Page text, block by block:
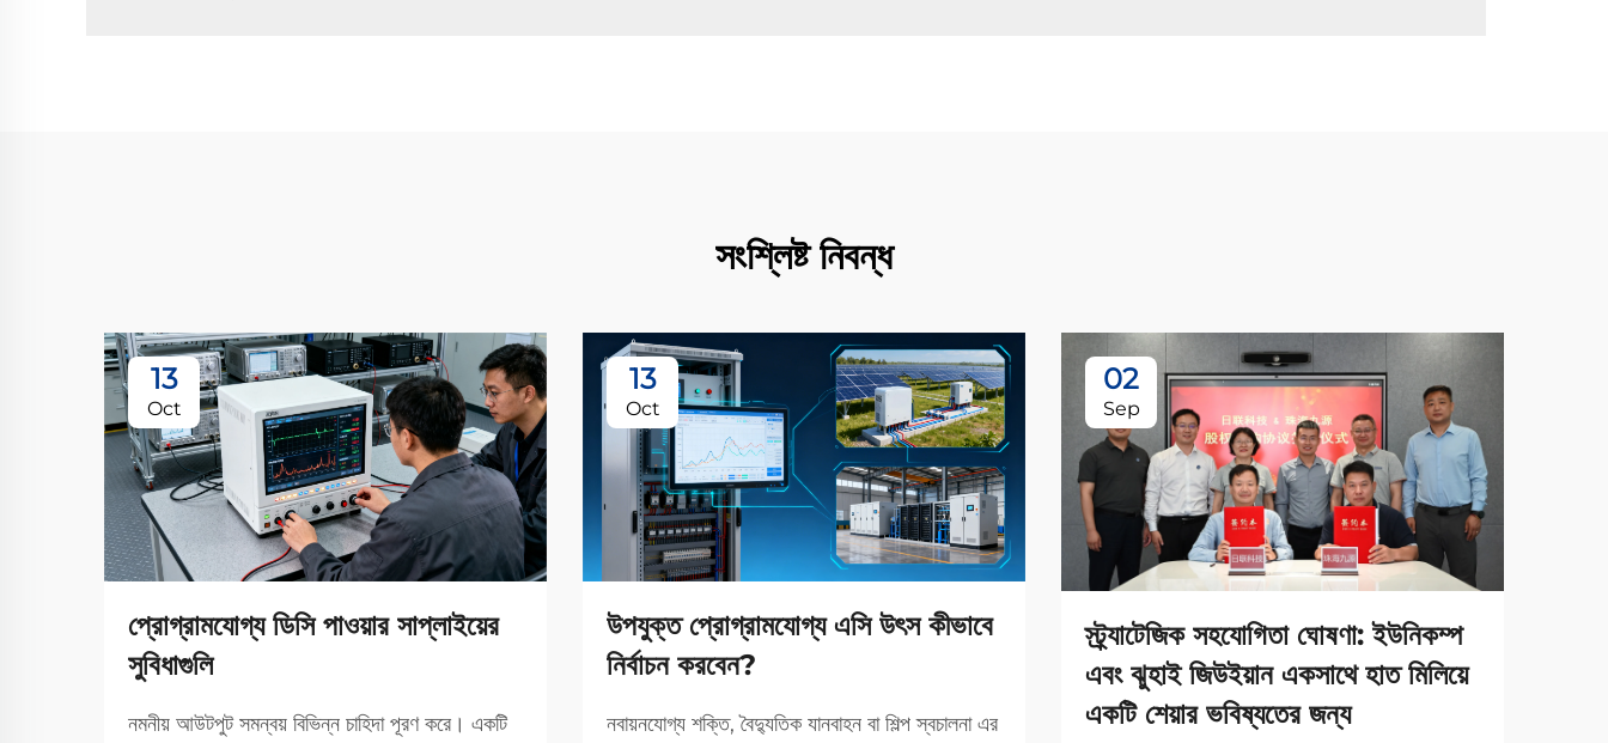
সংশ্লিষ্ট নিবন্ধ
13
Oct
প্রোগ্রামযোগ্য ডিসি পাওয়ার সাপ্লাইয়ের
সুবিধাগুলি
নমনীয় আউটপুট সমন্বয় বিভিন্ন চাহিদা পূরণ করে। একটি
13
Oct
উপযুক্ত প্রোগ্রামযোগ্য এসি উৎস কীভাবে
নির্বাচন করবেন?
নবায়নযোগ্য শক্তি, বৈদ্যুতিক যানবাহন বা শিল্প স্বচালনা এর
02
Sep
স্ট্র্যাটেজিক সহযোগিতা ঘোষণা: ইউনিকম্প
এবং ঝুহাই জিউইয়ান একসাথে হাত মিলিয়ে
একটি শেয়ার ভবিষ্যতের জন্য